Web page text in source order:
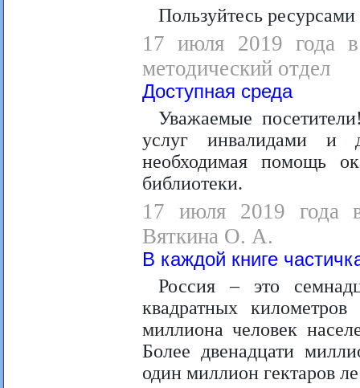
Пользуйтесь
17 июля 2019 года в
методический отдел
Доступная среда
Уважаемые
услуг инвалидами и
необходимая помощь
библиотеки.
17 июля 2019 года
Вяткина О. А.
В каждой книге
Россия – это
квадратных
миллиона человек
Более двенадцати
один миллион гектаров